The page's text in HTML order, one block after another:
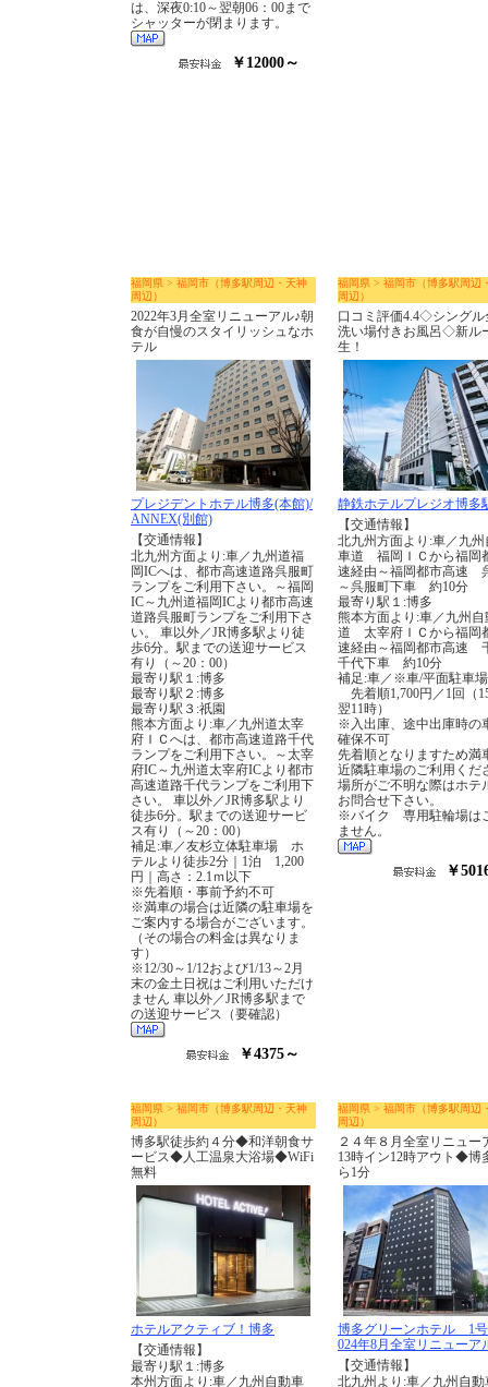
は、深夜0:10～翌朝06：00まで
シャッターが閉まります。
￥12000～
福岡県 > 福岡市（博多駅周辺・天神
周辺）
2022年3月全室リニューアル♪朝
食が自慢のスタイリッシュなホ
テル
プレジデントホテル博多(本館)/
ANNEX(別館)
【交通情報】
北九州方面より:車／九州道福
岡ICへは、都市高速道路呉服町
ランプをご利用下さい。～福岡
IC～九州道福岡ICより都市高速
道路呉服町ランプをご利用下さ
い。 車以外／JR博多駅より徒
歩6分。駅までの送迎サービス
有り（～20：00）
最寄り駅１:博多
最寄り駅２:博多
最寄り駅３:祇園
熊本方面より:車／九州道太宰
府ＩＣへは、都市高速道路千代
ランプをご利用下さい。～太宰
府IC～九州道太宰府ICより都市
高速道路千代ランプをご利用下
さい。 車以外／JR博多駅より
徒歩6分。駅までの送迎サービ
ス有り（～20：00）
補足:車／友杉立体駐車場 ホ
テルより徒歩2分｜1泊 1,200
円｜高さ：2.1ｍ以下
※先着順・事前予約不可
※満車の場合は近隣の駐車場を
ご案内する場合がございます。
（その場合の料金は異なりま
す）
※12/30～1/12および1/13～2月
末の金土日祝はご利用いただけ
ません 車以外／JR博多駅まで
の送迎サービス（要確認）
￥4375～
福岡県 > 福岡市（博多駅周辺
周辺）
口コミ評価4.4◇シングル
洗い場付きお風呂◇新ル
生！
静鉄ホテルプレジオ博多
【交通情報】
北九州方面より:車／九州
車道 福岡ＩＣから福岡
速経由～福岡都市高速
～呉服町下車 約10分
最寄り駅１:博多
熊本方面より:車／九州自
道 太宰府ＩＣから福岡
速経由～福岡都市高速
千代下車 約10分
補足:車／※車/平面駐車
先着順1,700円／1回（
翌11時）
※入出庫、途中出庫時の
確保不可
先着順となりますため満
近隣駐車場のご利用くだ
場所がご不明な際はホテ
お問合せ下さい。
※バイク 専用駐輪場は
ません。
￥
福岡県 > 福岡市（博多駅周辺・天神
周辺）
博多駅徒歩約４分◆和洋朝食サ
ービス◆人工温泉大浴場◆WiFi
無料
ホテルアクティブ！博多
【交通情報】
最寄り駅１:博多
本州方面より:車／九州自動車
福岡県 > 福岡市（博多駅周辺
周辺）
２４年８月全室リニュ
13時イン12時アウト◆博
ら1分
博多グリーンホテル 1
024年8月全室リニューア
【交通情報】
北九州より:車／九州自動